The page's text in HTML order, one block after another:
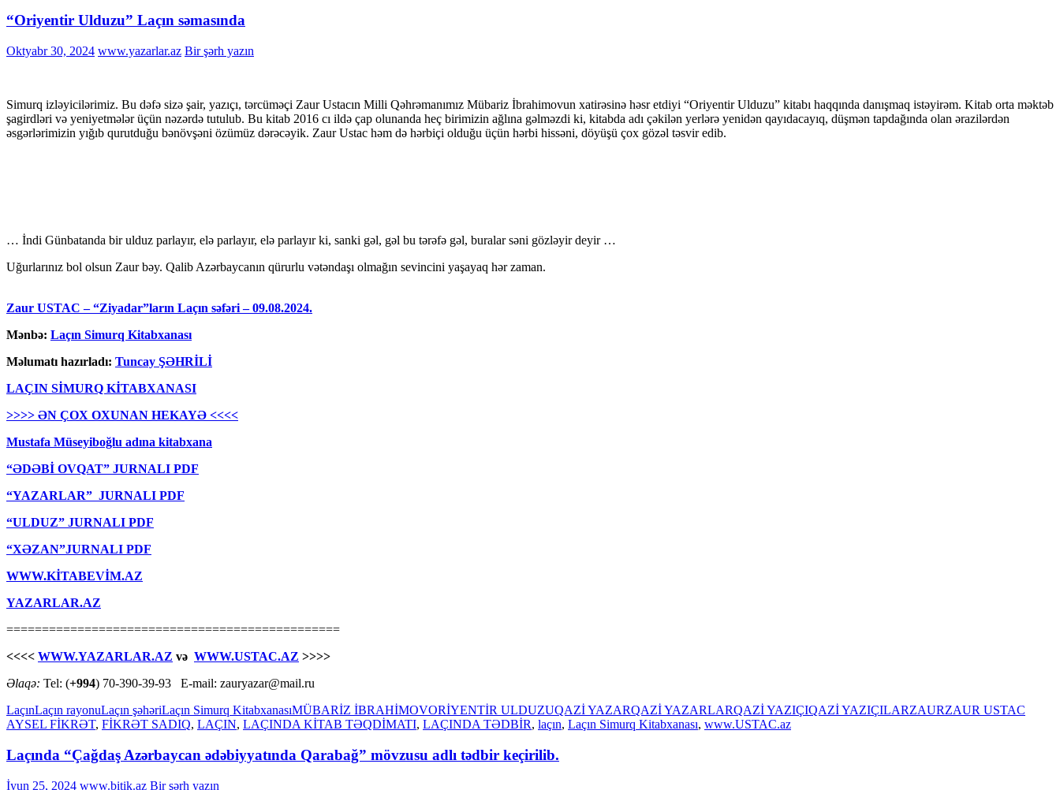
“Oriyentir Ulduzu” Laçın səmasında
Oktyabr 30, 2024 www.yazarlar.az Bir şərh yazın
Simurq izləyicilərimiz. Bu dəfə sizə şair, yazıçı, tərcüməçi Zaur Ustacın Milli Qəhrəmanımız Mübariz İbrahimovun xatirəsinə həsr etdiyi “Oriyentir Ulduzu” kitabı haqqında danışmaq istəyirəm. Kitab orta məktəb
şagirdləri və yeniyetmələr üçün nəzərdə tutulub. Bu kitab 2016 cı ildə çap olunanda heç birimizin ağlına gəlməzdi ki, kitabda adı çəkilən yerlərə yenidən qayıdacayıq, düşmən tapdağında olan ərazilərdən
əsgərlərimizin yığıb qurutduğu bənövşəni özümüz dərəcəyik. Zaur Ustac həm də hərbiçi olduğu üçün hərbi hissəni, döyüşü çox gözəl təsvir edib.
… İndi Günbatanda bir ulduz parlayır, elə parlayır, elə parlayır ki, sanki gəl, gəl bu tərəfə gəl, buralar səni gözləyir deyir …
Uğurlarınız bol olsun Zaur bəy. Qalib Azərbaycanın qürurlu vətəndaşı olmağın sevincini yaşayaq hər zaman.
Zaur USTAC – “Ziyadar”ların Laçın səfəri – 09.08.2024.
Mənbə: Laçın Simurq Kitabxanası
Məlumatı hazırladı: Tuncay ŞƏHRİLİ
LAÇIN SİMURQ KİTABXANASI
>>>> ƏN ÇOX OXUNAN HEKAYƏ <<<<
Mustafa Müseyiboğlu adına kitabxana
“ƏDƏBİ OVQAT” JURNALI PDF
“YAZARLAR” JURNALI PDF
“ULDUZ” JURNALI PDF
“XƏZAN”JURNALI PDF
WWW.KİTABEVİM.AZ
YAZARLAR.AZ
===============================================
<<<< WWW.YAZARLAR.AZ və WWW.USTAC.AZ >>>>
Əlaqə: Tel: (+994) 70-390-39-93 E-mail: zauryazar@mail.ru
LaçınLaçın rayonuLaçın şəhəriLaçın Simurq KitabxanasıMÜBARİZ İBRAHİMOVORİYENTİR ULDUZUQAZİ YAZARQAZİ YAZARLARQAZİ YAZIÇIQAZİ YAZIÇILARZAURZAUR USTAC
AYSEL FİKRƏT, FİKRƏT SADIQ, LAÇIN, LAÇINDA KİTAB TƏQDİMATI, LAÇINDA TƏDBİR, laçın, Laçın Simurq Kitabxanası, www.USTAC.az
Laçında “Çağdaş Azərbaycan ədəbiyyatında Qarabağ” mövzusu adlı tədbir keçirilib.
İyun 25, 2024 www.bitik.az Bir şərh yazın